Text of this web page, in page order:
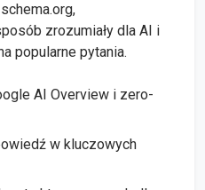
zrozumiały dla AI i
popularne pytania.
AI Overview i zero-
w kluczowych